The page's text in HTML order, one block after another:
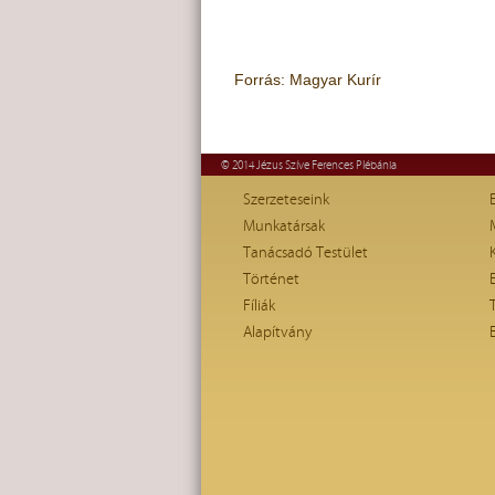
Forrás: Magyar Kurír
© 2014 Jézus Szíve Ferences Plébánia
Szerzeteseink
Munkatársak
Tanácsadó Testület
Történet
Fíliák
Alapítvány